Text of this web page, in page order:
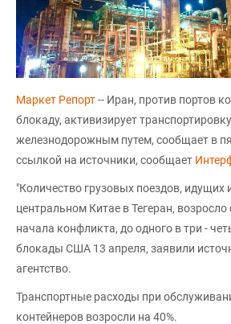
Маркет Репорт-- Иран, против портов
блокаду, активизирует
железнодорожным путем, сообщает в
ссылкой на источники, сообщает
"Количество грузовых поездов, идущих
центральном Китае в Тегеран,
начала конфликта, до одного в три -
блокады США 13 апреля, заявили
агентство.
Транспортные расходы при
контейнеров возросли на 40%.